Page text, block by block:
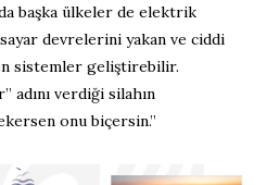
başka ülkeler de elektrik
devrelerini yakan ve ciddi
sistemler geliştirebilir.
adını verdiği silahın
onu biçersin.”